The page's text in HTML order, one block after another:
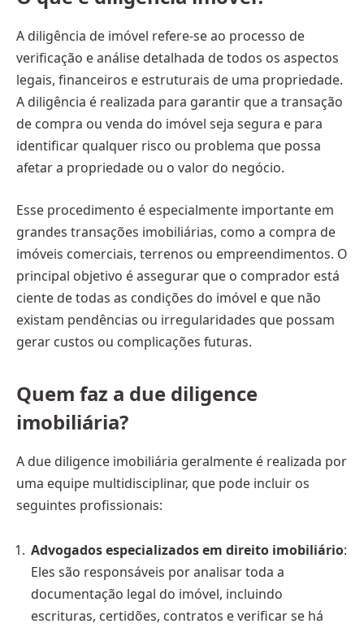
A diligência de imóvel refere-se ao processo de
verificação e análise detalhada de todos os aspectos
legais, financeiros e estruturais de uma propriedade.
A diligência é realizada para garantir que a transação
de compra ou venda do imóvel seja segura e para
identificar qualquer risco ou problema que possa
afetar a propriedade ou o valor do negócio.
Esse procedimento é especialmente importante em
grandes transações imobiliárias, como a compra de
imóveis comerciais, terrenos ou empreendimentos. O
principal objetivo é assegurar que o comprador está
ciente de todas as condições do imóvel e que não
existam pendências ou irregularidades que possam
gerar custos ou complicações futuras.
Quem faz a due diligence
imobiliária?
A due diligence imobiliária geralmente é realizada por
uma equipe multidisciplinar, que pode incluir os
seguintes profissionais:
Advogados especializados em direito imobiliário:
Eles são responsáveis por analisar toda a
documentação legal do imóvel, incluindo
escrituras, certidões, contratos e verificar se há